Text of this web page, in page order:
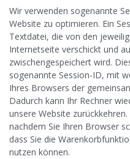
Wir verwenden sogenannte
Website zu optimieren. Ein
Textdatei, die von den
Internetseite verschickt und
zwischengespeichert wird.
sogenannte Session-ID, mit
Ihres Browsers der
Dadurch kann Ihr Rechner
unsere Website
nachdem Sie Ihren Browser
dass Sie die
nutzen können.